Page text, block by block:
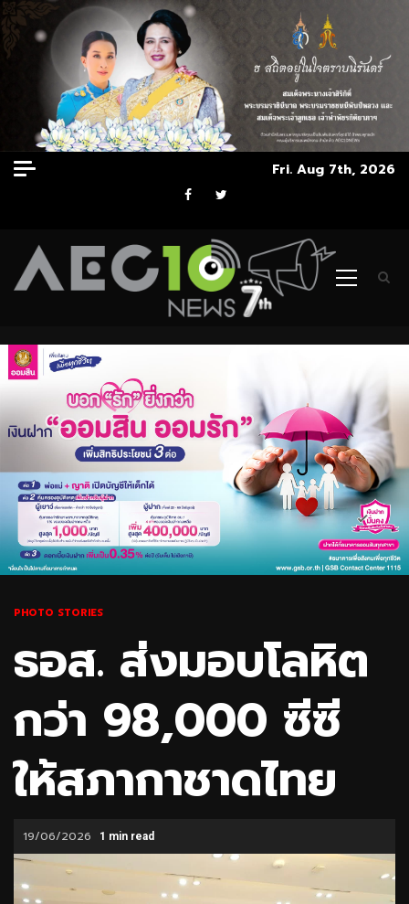
Skip
to
Fri. Aug 7th, 2026
Facebook
Twitter
Primary
PHOTO STORIES
ธอส. ส่งมอบโลหิต
กว่า 98,000 ซีซี
ให้สภากาชาดไทย
19/06/2026 1 min read